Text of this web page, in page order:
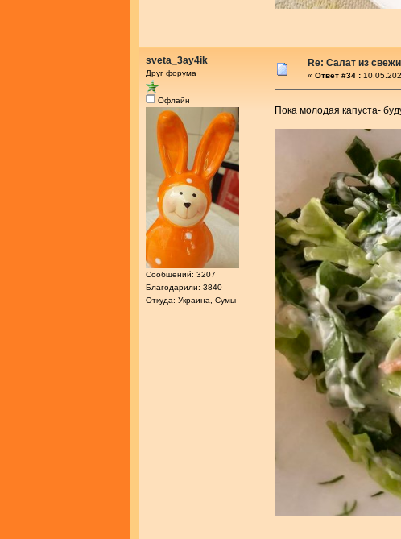
sveta_3ay4ik
Друг форума
Офлайн
Сообщений: 3207
Благодарили: 3840
Откуда: Украина, Сумы
Re: Салат из
« Ответ #34 :
Пока молодая капуста-